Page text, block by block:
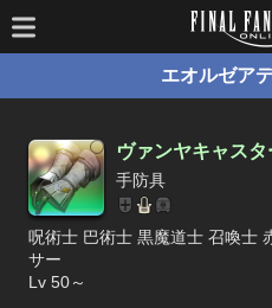
エオルゼア
ヴァンヤキャス
手防具
呪術士 巴術士 黒魔道士 召喚士
サー
Lv 50～